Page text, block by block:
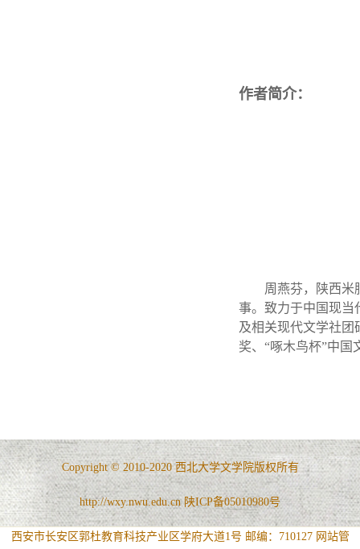
作者简介：
周燕芬，陕西米
事。致力于中国现
及相关现代文学社
奖、“啄木鸟杯”中
Copyright © 2010-2020 西北大学文学院版权所有
http://wxy.nwu.edu.cn 陕ICP备05010980号
西安市长安区郭杜教育科技产业区学府大道1号 邮编：710127 网站管